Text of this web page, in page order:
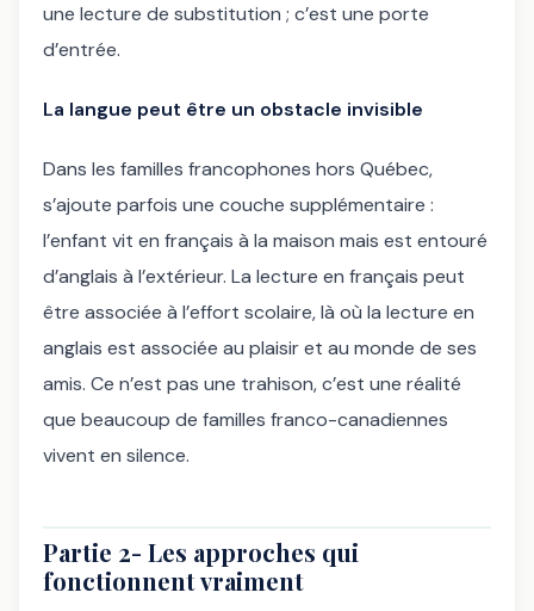
une lecture de substitution ; c’est une porte
d’entrée.
La langue peut être un obstacle invisible
Dans les familles francophones hors Québec,
s’ajoute parfois une couche supplémentaire :
l’enfant vit en français à la maison mais est entouré
d’anglais à l’extérieur. La lecture en français peut
être associée à l’effort scolaire, là où la lecture en
anglais est associée au plaisir et au monde de ses
amis. Ce n’est pas une trahison, c’est une réalité
que beaucoup de familles franco-canadiennes
vivent en silence.
Partie 2- Les approches qui
fonctionnent vraiment